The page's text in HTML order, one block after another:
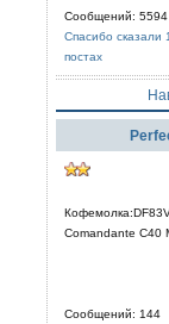
Сообщений: 5594
Спасибо сказали
постах
Comandante C40
Сообщений: 144